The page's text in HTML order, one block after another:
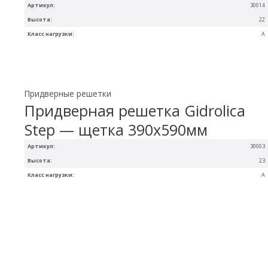
Артикул: 30014
Класс нагрузки: A
Высота: 22
Артикул: 30003
Класс нагрузки: A
Высота: 23
Придверные решетки
Придверная решетка Gidrolica
Step — щетка 390х590мм